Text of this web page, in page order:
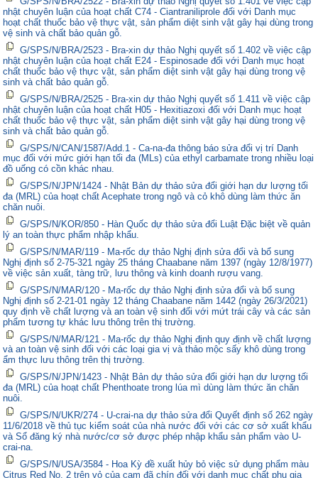
nhật chuyên luận của hoạt chất C74 - Ciantraniliprole đối với Danh mục
hoạt chất thuốc bảo vệ thực vật, sản phẩm diệt sinh vật gây hại dùng trong
vệ sinh và chất bảo quản gỗ.
G/SPS/N/BRA/2523 - Bra-xin dự thảo Nghị quyết số 1.402 về việc cập
nhật chuyên luận của hoạt chất E24 - Espinosade đối với Danh mục hoạt
chất thuốc bảo vệ thực vật, sản phẩm diệt sinh vật gây hại dùng trong vệ
sinh và chất bảo quản gỗ.
G/SPS/N/BRA/2525 - Bra-xin dự thảo Nghị quyết số 1.411 về việc cập
nhật chuyên luận của hoạt chất H05 - Hexitiazoxi đối với Danh mục hoạt
chất thuốc bảo vệ thực vật, sản phẩm diệt sinh vật gây hại dùng trong vệ
sinh và chất bảo quản gỗ.
G/SPS/N/CAN/1587/Add.1 - Ca-na-đa thông báo sửa đổi vị trí Danh
mục đối với mức giới hạn tối đa (MLs) của ethyl carbamate trong nhiều loại
đồ uống có cồn khác nhau.
G/SPS/N/JPN/1424 - Nhật Bản dự thảo sửa đổi giới hạn dư lượng tối
đa (MRL) của hoạt chất Acephate trong ngô và cỏ khô dùng làm thức ăn
chăn nuôi.
G/SPS/N/KOR/850 - Hàn Quốc dự thảo sửa đổi Luật Đặc biệt về quản
lý an toàn thực phẩm nhập khẩu.
G/SPS/N/MAR/119 - Ma-rốc dự thảo Nghị định sửa đổi và bổ sung
Nghị định số 2-75-321 ngày 25 tháng Chaabane năm 1397 (ngày 12/8/1977)
về việc sản xuất, tàng trữ, lưu thông và kinh doanh rượu vang.
G/SPS/N/MAR/120 - Ma-rốc dự thảo Nghị định sửa đổi và bổ sung
Nghị định số 2-21-01 ngày 12 tháng Chaabane năm 1442 (ngày 26/3/2021)
quy định về chất lượng và an toàn vệ sinh đối với mứt trái cây và các sản
phẩm tương tự khác lưu thông trên thị trường.
G/SPS/N/MAR/121 - Ma-rốc dự thảo Nghị định quy định về chất lượng
và an toàn vệ sinh đối với các loại gia vị và thảo mộc sấy khô dùng trong
ẩm thực lưu thông trên thị trường.
G/SPS/N/JPN/1423 - Nhật Bản dự thảo sửa đổi giới hạn dư lượng tối
đa (MRL) của hoạt chất Phenthoate trong lúa mì dùng làm thức ăn chăn
nuôi.
G/SPS/N/UKR/274 - U-crai-na dự thảo sửa đổi Quyết định số 262 ngày
11/6/2018 về thủ tục kiểm soát của nhà nước đối với các cơ sở xuất khẩu
và Sổ đăng ký nhà nước/cơ sở được phép nhập khẩu sản phẩm vào U-
crai-na.
G/SPS/N/USA/3584 - Hoa Kỳ đề xuất hủy bỏ việc sử dụng phẩm màu
Citrus Red No. 2 trên vỏ của cam đã chín đối với danh mục chất phụ gia